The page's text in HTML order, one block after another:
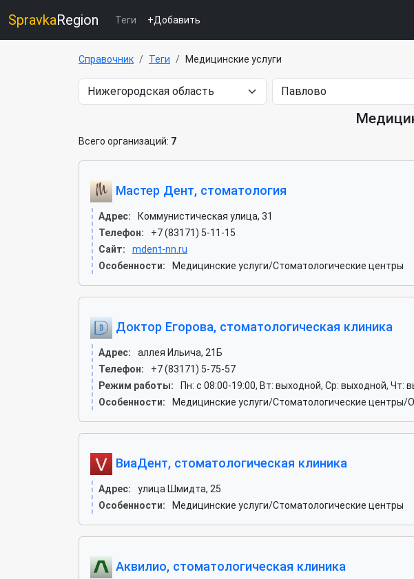
SpravkaRegion Теги +Добавить
Справочник Теги Медицинские услуги
Всего организаций: 7
Мастер Дент, стоматология
Адрес:
Коммунистическая улица, 31
Телефон:
+7 (83171) 5-11-15
Сайт:
mdent-nn.ru
Особенности:
Медицинские услуги/Стоматологические центры
Доктор Егорова, стоматологическая клиника
Адрес:
аллея Ильича, 21Б
Телефон:
+7 (83171) 5-75-57
Режим работы:
Пн: c 08:00-19:00, Вт: выходной, Ср: выходной, Чт:
Особенности:
Медицинские услуги/Стоматологические центры/
ВиаДент, стоматологическая клиника
Адрес:
улица Шмидта, 25
Особенности:
Медицинские услуги/Стоматологические центры
Аквилио, стоматологическая клиника